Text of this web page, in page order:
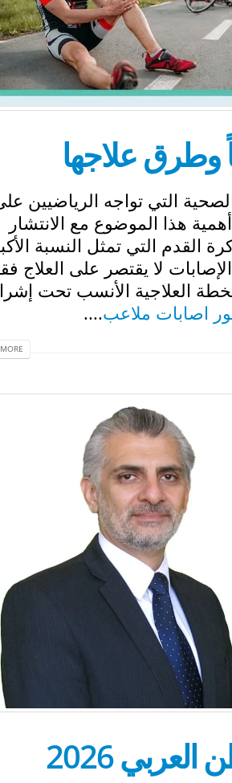
وطرق علاجها
التي تواجه الرياضيين
هذا الموضوع مع الانتشار
القدم التي تمثل النسبة
لا يقتصر على العلاج
الخطة العلاجية الأنسب تحت
اصابات ملاعب....
2026